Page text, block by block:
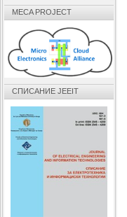
MECA PROJECT
СПИСАНИЕ JEEIT